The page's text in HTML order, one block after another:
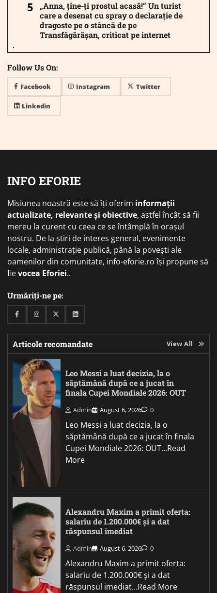
„Anna, ține-ți prostul acasă!” Un turist
care a desenat cu spray o declarație de
dragoste pe o stâncă de pe
Transfăgărășan, criticat pe internet
Follow Us On:
Facebook Instagram Twitter
Linkedin
INFO EFORIE
Misiunea noastră este să îți oferim informații
actualizate, relevante și obiective, astfel încât să fii
mereu la curent cu ceea ce se întâmplă în orașul
nostru. De la știri de interes general, evenimente
locale, administrație publică, până la povești ale
oamenilor din comunitate, info-eforie.ro își propune să
fievocea Eforiei..
Urmăriți-ne pe:
FacebookInstagramTwitterLinkedin
Articole recomandate View All
Leo Messi a luat decizia, la o
săptămână după ce a jucat în
finala Cupei Mondiale 2026: OUT
Admin August 6, 2026 0
Leo Messi a luat decizia, la o
săptămână după ce a jucat în finala
Cupei Mondiale 2026: OUT...Read
More
Alexandru Maxim a primit oferta:
salariu de 1.200.000€ și a dat
răspunsul imediat
Admin August 6, 2026 0
Alexandru Maxim a primit oferta:
salariu de 1.200.000€ și a dat
răspunsul imediat...Read More